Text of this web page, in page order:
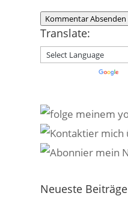
Kommentar Absenden
Translate:
Powered by
Neueste Beiträge